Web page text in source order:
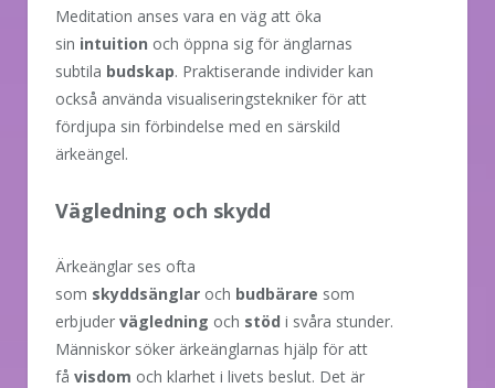
Meditation anses vara en väg att öka
sin intuition och öppna sig för änglarnas
subtila budskap. Praktiserande individer kan
också använda visualiseringstekniker för att
fördjupa sin förbindelse med en särskild
ärkeängel.
Vägledning och skydd
Ärkeänglar ses ofta
som skyddsänglar och budbärare som
erbjuder vägledning och stöd i svåra stunder.
Människor söker ärkeänglarnas hjälp för att
få visdom och klarhet i livets beslut. Det är